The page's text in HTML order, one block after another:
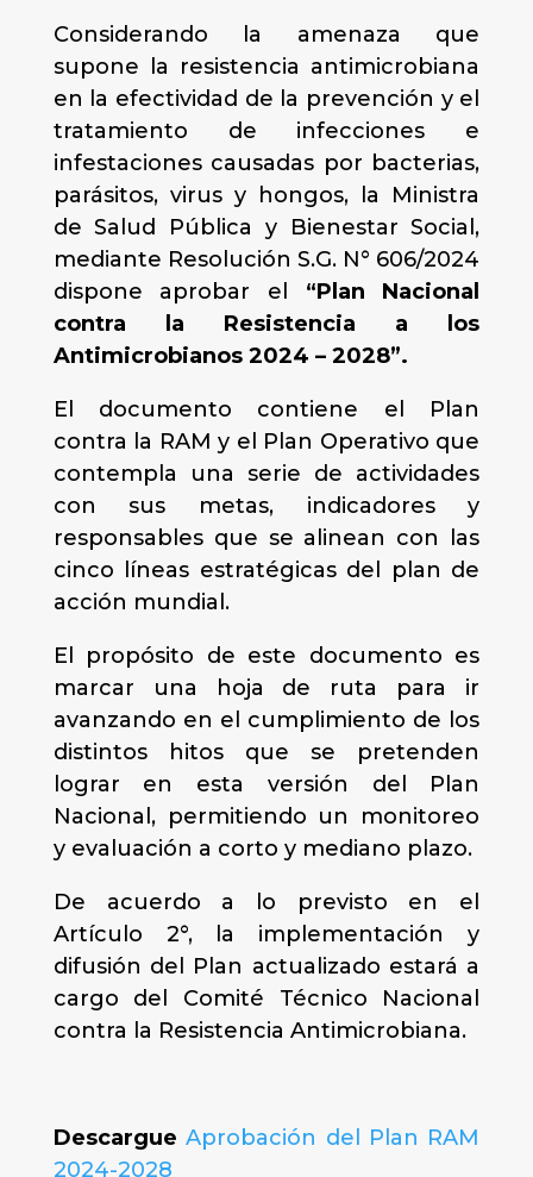
Considerando la amenaza que
supone la resistencia antimicrobiana
en la efectividad de la prevención y el
tratamiento de infecciones e
infestaciones causadas por bacterias,
parásitos, virus y hongos, la Ministra
de Salud Pública y Bienestar Social,
mediante Resolución S.G. N° 606/2024
dispone aprobar el “Plan Nacional
contra la Resistencia a los
Antimicrobianos 2024 – 2028”.
El documento contiene el Plan
contra la RAM y el Plan Operativo que
contempla una serie de actividades
con sus metas, indicadores y
responsables que se alinean con las
cinco líneas estratégicas del plan de
acción mundial.
El propósito de este documento es
marcar una hoja de ruta para ir
avanzando en el cumplimiento de los
distintos hitos que se pretenden
lograr en esta versión del Plan
Nacional, permitiendo un monitoreo
y evaluación a corto y mediano plazo.
De acuerdo a lo previsto en el
Artículo 2°, la implementación y
difusión del Plan actualizado estará a
cargo del Comité Técnico Nacional
contra la Resistencia Antimicrobiana.
Descargue Aprobación del Plan RAM
2024-2028